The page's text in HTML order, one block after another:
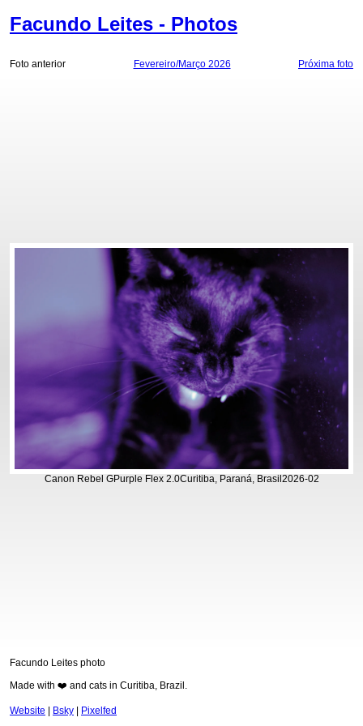
Facundo Leites - Photos
Foto anterior Fevereiro/Março 2026 Próxima foto
Canon Rebel GPurple Flex 2.0Curitiba, Paraná, Brasil 2026-02
Facundo Leites photo
Made with ❤️ and cats in Curitiba, Brazil.
Website Bsky Pixelfed